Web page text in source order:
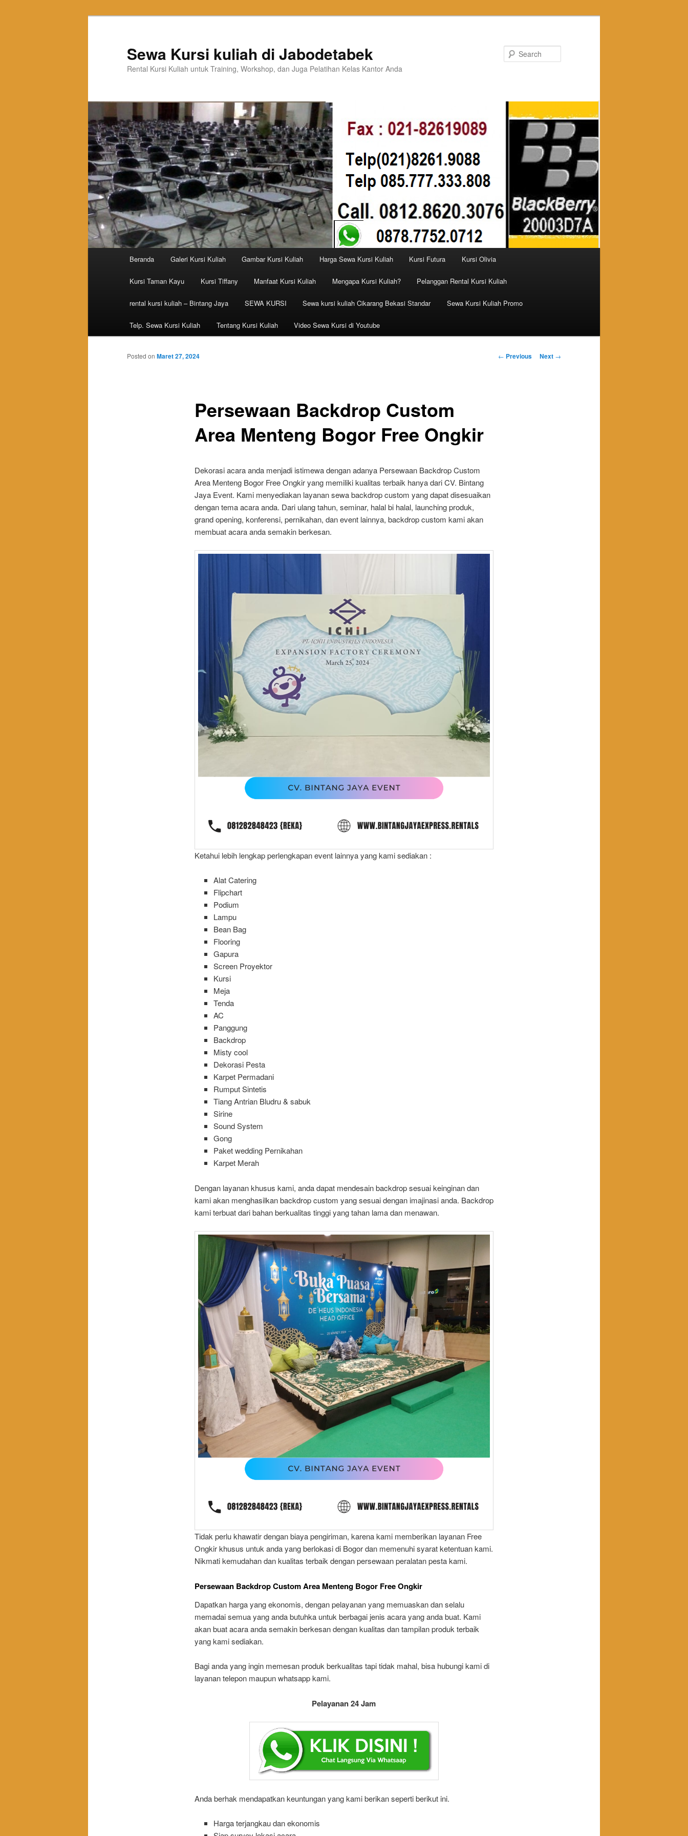
Sewa Kursi kuliah di Jabodetabek
Rental Kursi Kuliah untuk Training, Workshop, dan Juga Pelatihan Kelas Kantor Anda
Skip to primary content
Skip to secondary content
Beranda Galeri Kursi Kuliah Gambar Kursi Kuliah Harga Sewa Kursi Kuliah Kursi Futura Kursi Olivia
Kursi Taman Kayu Kursi Tiffany Manfaat Kursi Kuliah Mengapa Kursi Kuliah? Pelanggan Rental Kursi Kuliah
rental kursi kuliah – Bintang Jaya SEWA KURSI Sewa kursi kuliah Cikarang Bekasi Standar Sewa Kursi Kuliah Promo
Telp. Sewa Kursi Kuliah Tentang Kursi Kuliah Video Sewa Kursi di Youtube
Post navigation
← Previous Next →
Persewaan Backdrop Custom
Area Menteng Bogor Free Ongkir
Posted on Maret 27, 2024
Dekorasi acara anda menjadi istimewa dengan adanya Persewaan Backdrop Custom
Area Menteng Bogor Free Ongkir yang memiliki kualitas terbaik hanya dari CV. Bintang
Jaya Event. Kami menyediakan layanan sewa backdrop custom yang dapat disesuaikan
dengan tema acara anda. Dari ulang tahun, seminar, halal bi halal, launching produk,
grand opening, konferensi, pernikahan, dan event lainnya, backdrop custom kami akan
membuat acara anda semakin berkesan.
Ketahui lebih lengkap perlengkapan event lainnya yang kami sediakan :
Alat Catering
Flipchart
Podium
Lampu
Bean Bag
Flooring
Gapura
Screen Proyektor
Kursi
Meja
Tenda
AC
Panggung
Backdrop
Misty cool
Dekorasi Pesta
Karpet Permadani
Rumput Sintetis
Tiang Antrian Bludru & sabuk
Sirine
Sound System
Gong
Paket wedding Pernikahan
Karpet Merah
Dengan layanan khusus kami, anda dapat mendesain backdrop sesuai keinginan dan
kami akan menghasilkan backdrop custom yang sesuai dengan imajinasi anda. Backdrop
kami terbuat dari bahan berkualitas tinggi yang tahan lama dan menawan.
Tidak perlu khawatir dengan biaya pengiriman, karena kami memberikan layanan Free
Ongkir khusus untuk anda yang berlokasi di Bogor dan memenuhi syarat ketentuan kami.
Nikmati kemudahan dan kualitas terbaik dengan persewaan peralatan pesta kami.
Persewaan Backdrop Custom Area Menteng Bogor Free Ongkir
Dapatkan harga yang ekonomis, dengan pelayanan yang memuaskan dan selalu
memadai semua yang anda butuhka untuk berbagai jenis acara yang anda buat. Kami
akan buat acara anda semakin berkesan dengan kualitas dan tampilan produk terbaik
yang kami sediakan.
Bagi anda yang ingin memesan produk berkualitas tapi tidak mahal, bisa hubungi kami di
layanan telepon maupun whatsapp kami.
Pelayanan 24 Jam
Anda berhak mendapatkan keuntungan yang kami berikan seperti berikut ini.
Harga terjangkau dan ekonomis